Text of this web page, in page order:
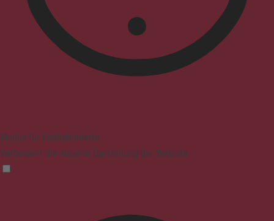
Modus für Sehbehinderte
Verbessert die visuelle Darstellung der Website